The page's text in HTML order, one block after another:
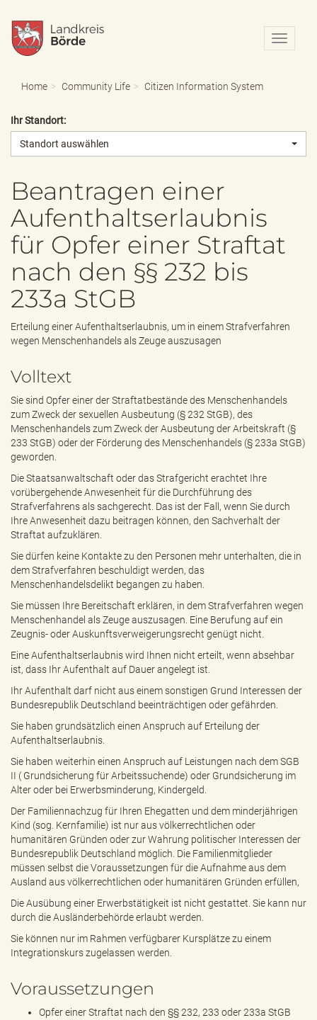
N
a
o
/
a
e
Home Community Life Citizen Information System
Ihr Standort:
Standort auswählen
Beantragen einer
Aufenthaltserlaubnis
für Opfer einer Straftat
nach den §§ 232 bis
233a StGB
Erteilung einer Aufenthaltserlaubnis, um in einem Strafverfahren
wegen Menschenhandels als Zeuge auszusagen
Volltext
Sie sind Opfer einer der Straftatbestände des Menschenhandels
zum Zweck der sexuellen Ausbeutung (§ 232 StGB), des
Menschenhandels zum Zweck der Ausbeutung der Arbeitskraft (§
233 StGB) oder der Förderung des Menschenhandels (§ 233a StGB)
geworden.
Die Staatsanwaltschaft oder das Strafgericht erachtet Ihre
vorübergehende Anwesenheit für die Durchführung des
Strafverfahrens als sachgerecht. Das ist der Fall, wenn Sie durch
Ihre Anwesenheit dazu beitragen können, den Sachverhalt der
Straftat aufzuklären.
Sie dürfen keine Kontakte zu den Personen mehr unterhalten, die in
dem Strafverfahren beschuldigt werden, das
Menschenhandelsdelikt begangen zu haben.
Sie müssen Ihre Bereitschaft erklären, in dem Strafverfahren wegen
Menschenhandel als Zeuge auszusagen. Eine Berufung auf ein
Zeugnis- oder Auskunftsverweigerungsrecht genügt nicht.
Eine Aufenthaltserlaubnis wird Ihnen nicht erteilt, wenn absehbar
ist, dass Ihr Aufenthalt auf Dauer angelegt ist.
Ihr Aufenthalt darf nicht aus einem sonstigen Grund Interessen der
Bundesrepublik Deutschland beeinträchtigen oder gefährden.
Sie haben grundsätzlich einen Anspruch auf Erteilung der
Aufenthaltserlaubnis.
Sie haben weiterhin einen Anspruch auf Leistungen nach dem SGB
II ( Grundsicherung für Arbeitssuchende) oder Grundsicherung im
Alter oder bei Erwerbsminderung, Kindergeld.
Der Familiennachzug für Ihren Ehegatten und dem minderjährigen
Kind (sog. Kernfamilie) ist nur aus völkerrechtlichen oder
humanitären Gründen oder zur Wahrung politischer Interessen der
Bundesrepublik Deutschland möglich. Die Familienmitglieder
müssen selbst die Voraussetzungen für die Aufnahme aus dem
Ausland aus völkerrechtlichen oder humanitären Gründen erfüllen,
Die Ausübung einer Erwerbstätigkeit ist nicht gestattet. Sie kann nur
durch die Ausländerbehörde erlaubt werden.
Sie können nur im Rahmen verfügbarer Kursplätze zu einem
Integrationskurs zugelassen werden.
Voraussetzungen
Opfer einer Straftat nach den §§ 232, 233 oder 233a StGB